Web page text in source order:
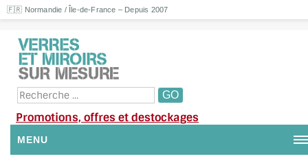
🇫🇷 Normandie / Île-de-France – Depuis 2007
Promotions, offres et destockages
MENU